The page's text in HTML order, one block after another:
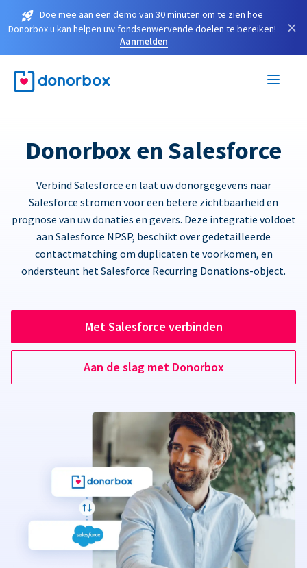
Doe mee aan een demo van 30 minuten om te zien hoe
Donorbox u kan helpen uw fondsenwervende doelen te bereiken!
Aanmelden
×
Donorbox en Salesforce
Verbind Salesforce en laat uw donorgegevens naar
Salesforce stromen voor een betere zichtbaarheid en
prognose van uw donaties en gevers. Deze integratie voldoet
aan Salesforce NPSP, beschikt over gedetailleerde
contactmatching om duplicaten te voorkomen, en
ondersteunt het Salesforce Recurring Donations-object.
Met Salesforce verbinden
Aan de slag met Donorbox